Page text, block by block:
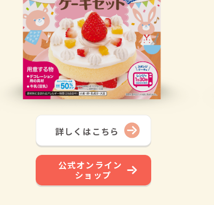
詳しくはこちら
公式オンライン
ショップ